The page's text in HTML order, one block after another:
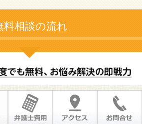
料相談の流れ